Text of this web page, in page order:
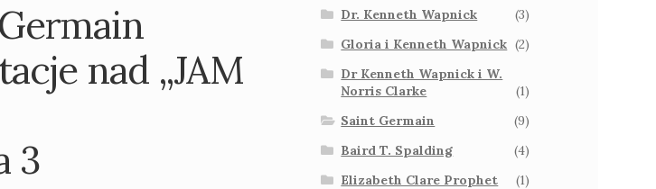
nad „JAM
3
Dr. Kenneth Wapnick
(3)
Gloria i Kenneth Wapnick (2)
Dr Kenneth Wapnick i W.
Norris Clarke
(1)
Saint Germain
(9)
Baird T. Spalding
(4)
Elizabeth Clare Prophet
(1)